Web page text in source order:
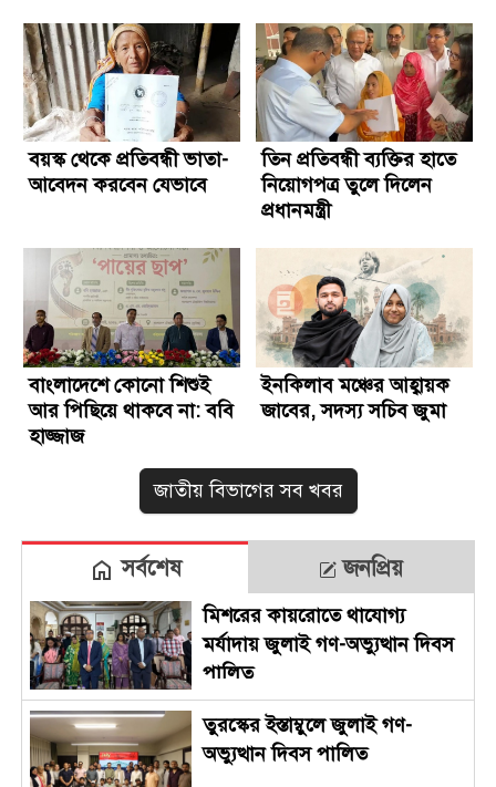
বয়স্ক থেকে প্রতিবন্ধী ভাতা-
আবেদন করবেন যেভাবে
তিন প্রতিবন্ধী ব্যক্তির হাতে
নিয়োগপত্র তুলে দিলেন
প্রধানমন্ত্রী
বাংলাদেশে কোনো শিশুই
আর পিছিয়ে থাকবে না: ববি
হাজ্জাজ
ইনকিলাব মঞ্চের আহ্বায়ক
জাবের, সদস্য সচিব জুমা
জাতীয় বিভাগের সব খবর
সর্বশেষ জনপ্রিয়
মিশরের কায়রোতে থাযোগ্য
মর্যাদায় জুলাই গণ-অভ্যুত্থান দিবস
পালিত
তুরস্কের ইস্তাম্বুলে জুলাই গণ-
অভ্যুত্থান দিবস পালিত